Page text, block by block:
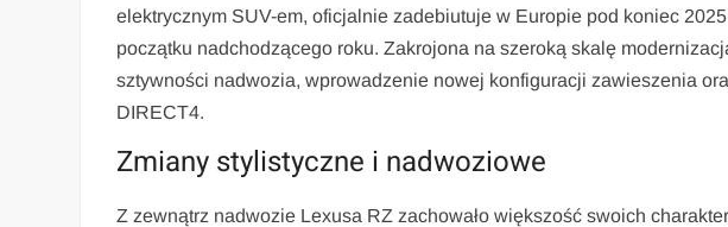
elektrycznym SUV-em, oficjalnie zadebiutuje w Europie pod koniec
początku nadchodzącego roku. Zakrojona na szeroką skalę
sztywności nadwozia, wprowadzenie nowej konfiguracji zawieszenia
DIRECT4.
Zmiany stylistyczne i nadwoziowe
Z zewnątrz nadwozie Lexusa RZ zachowało większość swoich